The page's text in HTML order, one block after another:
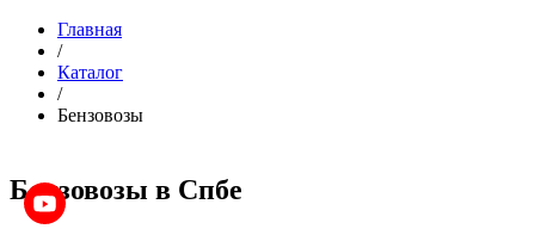
Главная
/
Каталог
/
Бензовозы
Бензовозы в Спбе